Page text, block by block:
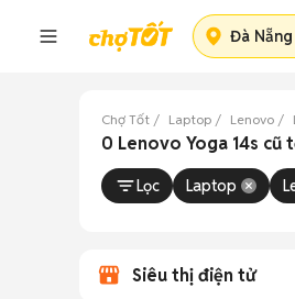
Đà Nẵng
Chợ Tốt Laptop Lenovo
0 Lenovo Yoga 14s cũ
Lọc Laptop
Siêu thị điện tử